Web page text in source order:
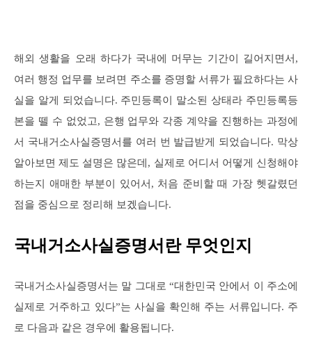
해외 생활을 오래 하다가 국내에 머무는 기간이 길어지면서,
여러 행정 업무를 보려면 주소를 증명할 서류가 필요하다는 사
실을 알게 되었습니다. 주민등록이 말소된 상태라 주민등록등
본을 뗄 수 없었고, 은행 업무와 각종 계약을 진행하는 과정에
서 국내거소사실증명서를 여러 번 발급받게 되었습니다. 막상
알아보면 제도 설명은 많은데, 실제로 어디서 어떻게 신청해야
하는지 애매한 부분이 있어서, 처음 준비할 때 가장 헷갈렸던
점을 중심으로 정리해 보겠습니다.
국내거소사실증명서란 무엇인지
국내거소사실증명서는 말 그대로 “대한민국 안에서 이 주소에
실제로 거주하고 있다”는 사실을 확인해 주는 서류입니다. 주
로 다음과 같은 경우에 활용됩니다.